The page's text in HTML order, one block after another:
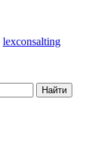
lexconsalting